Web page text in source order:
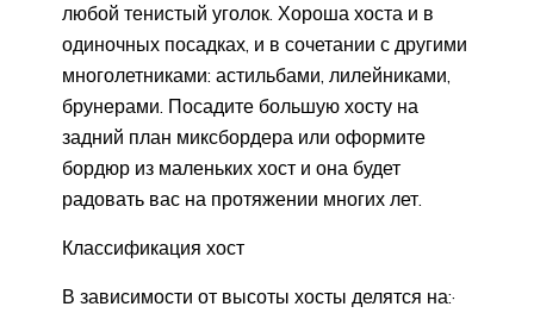
любой тенистый уголок. Хороша хоста и в
одиночных посадках, и в сочетании с другими
многолетниками: астильбами, лилейниками,
брунерами. Посадите большую хосту на
задний план миксбордера или оформите
бордюр из маленьких хост и она будет
радовать вас на протяжении многих лет.
Классификация хост
В зависимости от высоты хосты делятся на:·